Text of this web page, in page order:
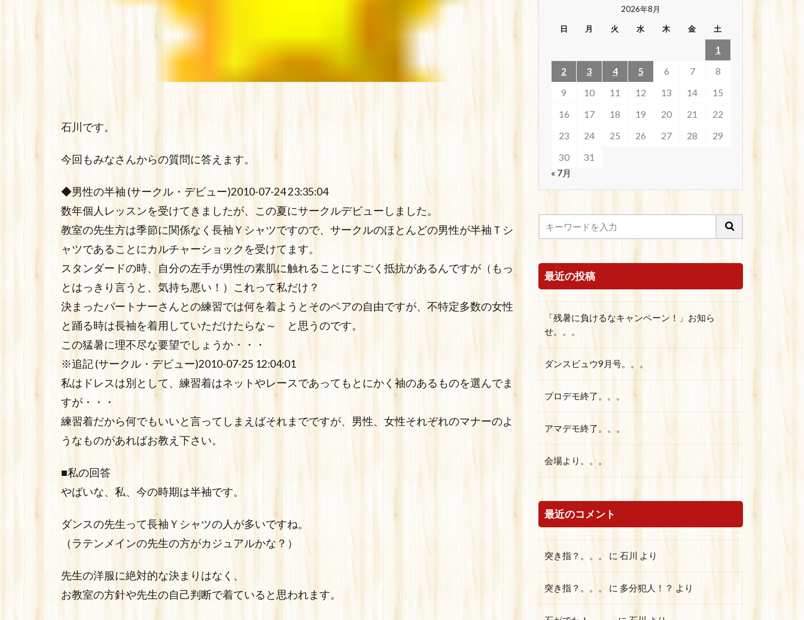
石川です。
今回もみなさんからの質問に答えます。
◆男性の半袖 (サークル・デビュー)2010-07-24 23:35:04
数年個人レッスンを受けてきましたが、この夏にサークルデビューしました。
教室の先生方は季節に関係なく長袖Ｙシャツですので、サークルのほとんどの男性が半袖Ｔシ
ャツであることにカルチャーショックを受けてます。
スタンダードの時、自分の左手が男性の素肌に触れることにすごく抵抗があるんですが（もっ
とはっきり言うと、気持ち悪い！）これって私だけ？
決まったパートナーさんとの練習では何を着ようとそのペアの自由ですが、不特定多数の女性
と踊る時は長袖を着用していただけたらな～ と思うのです。
この猛暑に理不尽な要望でしょうか・・・
※追記 (サークル・デビュー)2010-07-25 12:04:01
私はドレスは別として、練習着はネットやレースであってもとにかく袖のあるものを選んでま
すが・・・
練習着だから何でもいいと言ってしまえばそれまでですが、男性、女性それぞれのマナーのよ
うなものがあればお教え下さい。
■私の回答
やばいな、私、今の時期は半袖です。
ダンスの先生って長袖Ｙシャツの人が多いですね。
（ラテンメインの先生の方がカジュアルかな？）
先生の洋服に絶対的な決まりはなく、
お教室の方針や先生の自己判断で着ていると思われます。
2026年8月
日 月 火 水 木 金 土
1
2
3 4 5 6 7
8
9
10 11 12 13 14
15
16
17 18 19 20 21
22
23
24 25 26 27 28
29
30
31
« 7月
最近の投稿
「残暑に負けるなキャンペーン！」お知ら
せ。。。
ダンスビュウ9月号。。。
プロデモ終了。。。
アマデモ終了。。。
会場より。。。
最近のコメント
突き指？。。。 に 石川 より
突き指？。。。 に 多分犯人！？ より